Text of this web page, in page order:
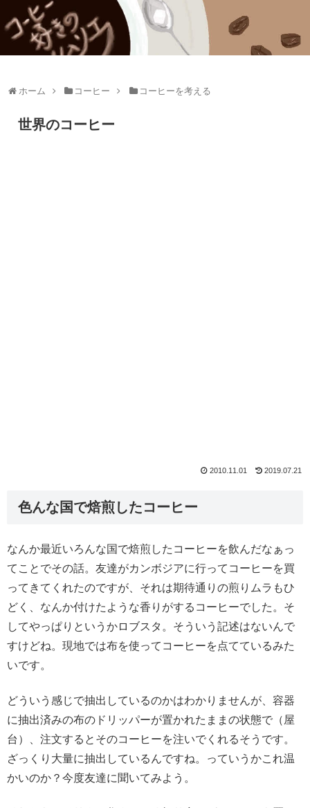
ホーム コーヒー コーヒーを考える
世界のコーヒー
2010.11.01 2019.07.21
色んな国で焙煎したコーヒー
なんか最近いろんな国で焙煎したコーヒーを飲んだなぁっ
てことでその話。友達がカンボジアに行ってコーヒーを買
ってきてくれたのですが、それは期待通りの煎りムラもひ
どく、なんか付けたような香りがするコーヒーでした。そ
してやっぱりというかロブスタ。そういう記述はないんで
すけどね。現地では布を使ってコーヒーを点てているみた
いです。
どういう感じで抽出しているのかはわかりませんが、容器
に抽出済みの布のドリッパーが置かれたままの状態で（屋
台）、注文するとそのコーヒーを注いでくれるそうです。
ざっくり大量に抽出しているんですね。っていうかこれ温
かいのか？今度友達に聞いてみよう。